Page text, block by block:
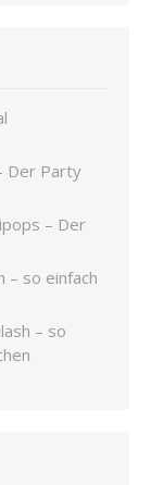
Der Party
– Der
– so einfach
– so